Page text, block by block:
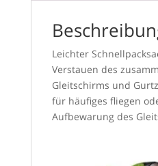
Leichter
Verstauen des
Gleitschirms und
für häufiges fliegen
Aufbewarung des